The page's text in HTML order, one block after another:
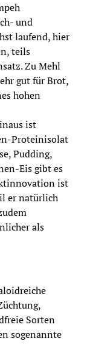
und
laufend, hier
teils
Zu Mehl
gut für Brot,
hohen
ist
Proteinisolat
Pudding,
Eis gibt es
ist
er natürlich
als
Sorten
sogenannte